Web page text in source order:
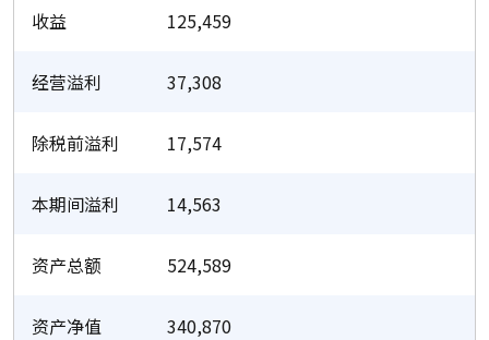
收益 125,459
经营溢利 37,308
除税前溢利 17,574
本期间溢利 14,563
资产总额 524,589
资产净值 340,870